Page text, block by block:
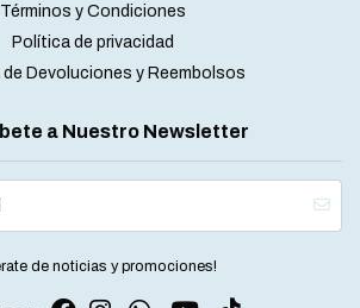
Términos y Condiciones
Política de privacidad
Devoluciones y Reembolsos
a Nuestro Newsletter
de noticias y promociones!